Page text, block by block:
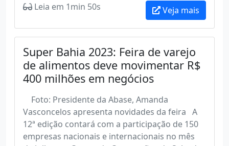
Leia em 1min 50s Veja mais
Super Bahia 2023: Feira de varejo
de alimentos deve movimentar R$
400 milhões em negócios
Foto: Presidente da Abase, Amanda
Vasconcelos apresenta novidades da feira A
12ª edição contará com a participação de 150
empresas nacionais e internacionais no mês